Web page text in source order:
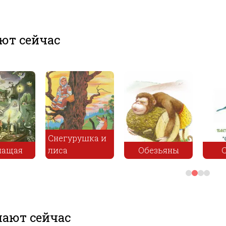
сейчас
Песня о вещем
Олеге
Сон
сейчас